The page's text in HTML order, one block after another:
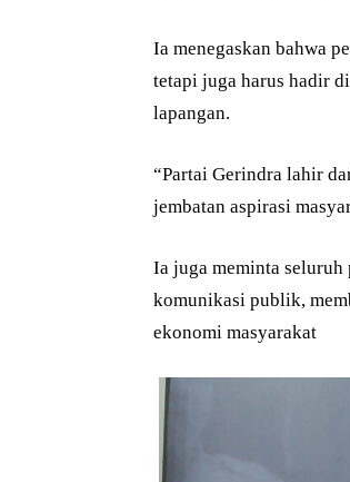
Ia menegaskan bahwa
tetapi juga harus hadir
lapangan.
“Partai Gerindra lahir
jembatan aspirasi
Ia juga meminta
komunikasi publik,
ekonomi masyarakat